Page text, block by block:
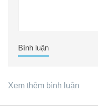
Bình luận
Xem thêm bình luận